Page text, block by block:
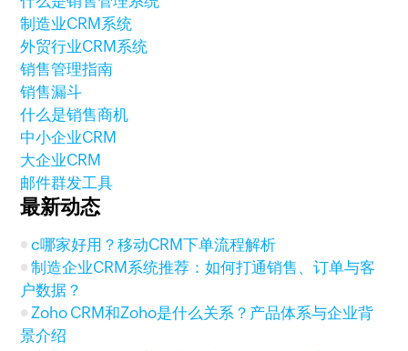
制造业CRM系统
外贸行业CRM系统
销售管理指南
销售漏斗
什么是销售商机
中小企业CRM
大企业CRM
邮件群发工具
最新动态
c哪家好用？移动CRM下单流程解析
制造企业CRM系统推荐：如何打通销售、订单与客
户数据？
Zoho CRM和Zoho是什么关系？产品体系与企业背
景介绍